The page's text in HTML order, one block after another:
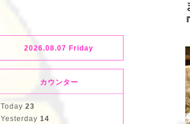
2026.08.07 Friday
カウンター
Today 23
Yesterday 14